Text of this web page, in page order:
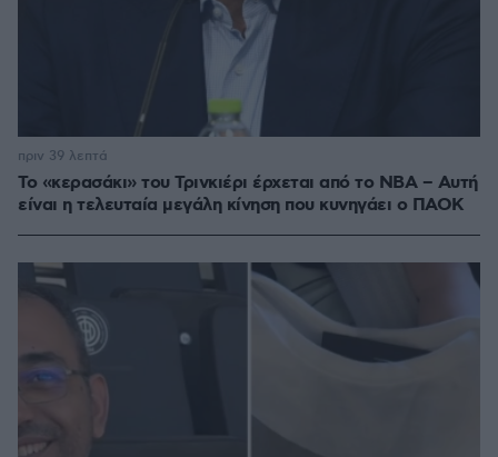
Το «κερασάκι» του Τρινκιέρι έρχεται από το NBA – Αυτή
είναι η τελευταία μεγάλη κίνηση που κυνηγάει ο ΠΑΟΚ
πριν 39 λεπτά